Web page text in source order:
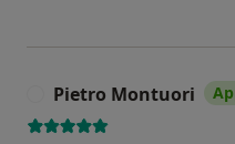
Pietro Montuori